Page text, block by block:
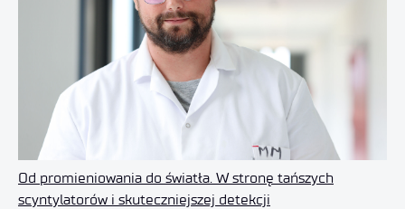
Od promieniowania do światła. W stronę tańszych
scyntylatorów i skuteczniejszej detekcji